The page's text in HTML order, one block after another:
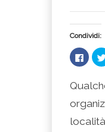
Condividi:
Fai
clic
su
apre
in
una
nuova